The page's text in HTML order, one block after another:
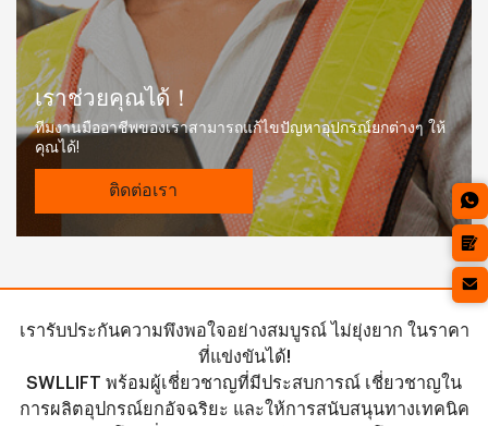
เราช่วยคุณได้！
ทีมงานมืออาชีพของเราสามารถแก้ไขปัญหาอุปกรณ์ยกต่างๆ ให้
คุณได้!
ติดต่อเรา
เรารับประกันความพึงพอใจอย่างสมบูรณ์ ไม่ยุ่งยาก ในราคา
ที่แข่งขันได้!
SWLLIFT พร้อมผู้เชี่ยวชาญที่มีประสบการณ์ เชี่ยวชาญใน
การผลิตอุปกรณ์ยกอัจฉริยะ และให้การสนับสนุนทางเทคนิค